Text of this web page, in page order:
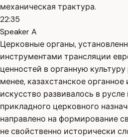
механическая трактура.
22:35
Speaker A
Церковные органы,
инструментами трансляции
ценностей в органную
менее, казахстанское
искусство развивалось в
прикладного церковного
направлено на формирование
не свойственно исторически